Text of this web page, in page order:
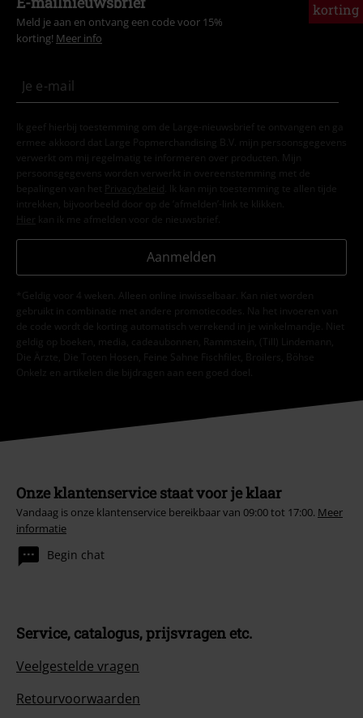
korting
Meld je aan en ontvang een code voor 15%
korting! Meer info
Ik geef hierbij toestemming om de Large-nieuwsbrief te ontvangen en ga
ermee akkoord dat Large Popmerchandising B.V. mijn persoonsgegevens
verwerkt om mij regelmatig te informeren over producten. Mijn
persoonsgegevens worden verwerkt in overeenstemming met de
bepalingen van het
Privacybeleid . Ik kan mijn toestemming te allen tijde
intrekken, bijvoorbeeld door op de ‘afmelden’-link te klikken.
Hier kan ik me afmelden voor de nieuwsbrief.
Aanmelden
*Geldig voor 4 weken. Alleen online inwisselbaar. Kan niet worden
gebruikt in combinatie met andere promotiecodes. Na het invoeren van
de code wordt de korting automatisch verrekend in je winkelmandje. Niet
geldig op boeken, media, cadeaubonnen, Rammstein, (Till) Lindemann,
Die Ärzte, Die Toten Hosen, Feine Sahne Fischfilet, Broilers, Böhse
Onkelz en artikelen die bijdragen aan een goed doel.
Onze klantenservice staat voor je klaar
Vandaag is onze klantenservice bereikbaar van 09:00 tot 17:00. Meer
informatie
Begin chat
Service, catalogus, prijsvragen etc.
Veelgestelde vragen
Retourvoorwaarden